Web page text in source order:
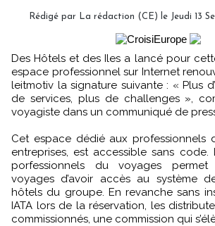
Rédigé par La rédaction (CE) le Jeudi 13
Des Hôtels et des Iles a lancé pour cette rentrée 2007, un
espace professionnel sur Internet
leitmotiv la signature suivante : « Plus
de services, plus de challenges »,
voyagiste dans un communiqué de
Cet espace dédié aux professionnels
entreprises, est accessible sans code.
porfessionnels du voyages
voyages d’avoir accès au système
hôtels du groupe. En revanche sans
IATA lors de la réservation, les
commissionnés, une commission qui